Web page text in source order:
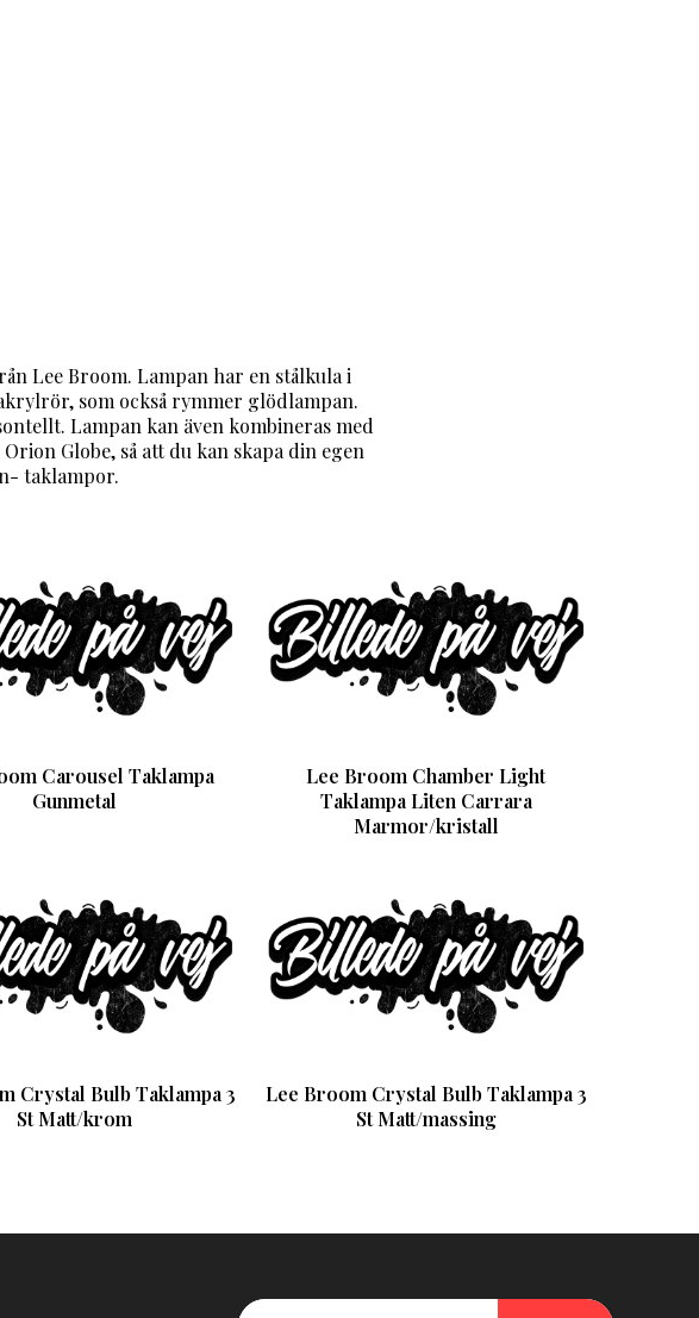
Lee Broom. Lampan har en stålkula i
som också rymmer glödlampan.
Lampan kan även kombineras med
Globe, så att du kan skapa din egen
taklampor.
Carousel Taklampa
Gunmetal
Lee Broom Chamber Light
Taklampa Liten Carrara
Marmor/kristall
Crystal Bulb Taklampa 3
St Matt/krom
Lee Broom Crystal Bulb Taklampa 3
St Matt/massing